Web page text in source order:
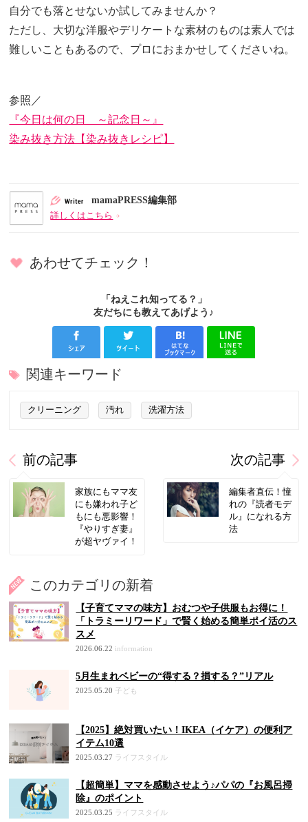
自分でも落とせないか試してみませんか？
ただし、大切な洋服やデリケートな素材のものは素人では
難しいこともあるので、プロにおまかせしてくださいね。
参照／
『今日は何の日 ～記念日～』
染み抜き方法【染み抜きレシピ】
mamaPRESS編集部
詳しくはこちら
あわせてチェック！
「ねえこれ知ってる？」
友だちにも教えてあげよう♪
関連キーワード
クリーニング 汚れ 洗濯方法
前の記事
家族にもママ友
にも嫌われ子ど
もにも悪影響！
『やりすぎ妻』
が超ヤヴァイ！
次の記事
編集者直伝！憧
れの『読者モデ
ル』になれる方
法
このカテゴリの新着
【子育てママの味方】おむつや子供服もお得に！
「トラミーリワード」で賢く始める簡単ポイ活のス
スメ
2026.06.22 information
5月生まれベビーの“得する？損する？”リアル
2025.05.20 子ども
【2025】絶対買いたい！IKEA（イケア）の便利ア
イテム10選
2025.03.27 ライフスタイル
【超簡単】ママを感動させよう♪パパの『お風呂掃
除』のポイント
2025.03.25 ライフスタイル